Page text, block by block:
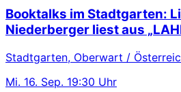
Booktalks im Stadtgarten:
Niederberger liest aus
Stadtgarten, Oberwart /
Mi. 16. Sep. 19:30 Uhr